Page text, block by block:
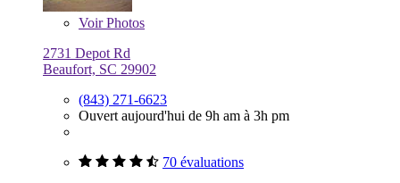
VoirPhotos
2731 Depot Rd
Beaufort, SC 29902
(843) 271-6623
Ouvert aujourd'hui de 9h am à 3h pm
70 évaluations